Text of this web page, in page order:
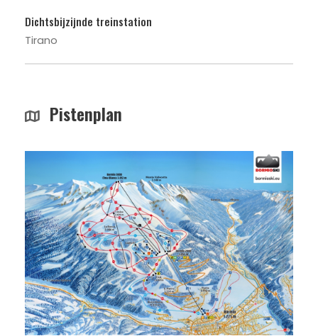
Dichtsbijzijnde treinstation
Tirano
Pistenplan